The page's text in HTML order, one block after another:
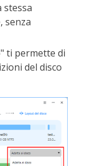
stessa
senza
ti permette di
del disco